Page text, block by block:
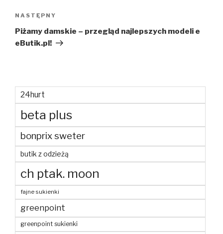
Następny
wpis
NASTĘPNY
Piżamy damskie – przegląd najlepszych modeli e
eButik.pl!
24hurt
beta plus
bonprix sweter
butik z odzieżą
ch ptak. moon
fajne sukienki
greenpoint
greenpoint sukienki